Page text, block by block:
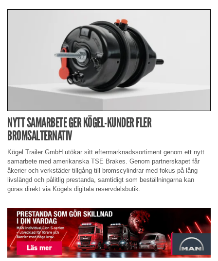
NYTT SAMARBETE GER KÖGEL-KUNDER FLER
BROMSALTERNATIV
Kögel Trailer GmbH utökar sitt eftermarknadssortiment genom ett nytt
samarbete med amerikanska TSE Brakes. Genom partnerskapet får
åkerier och verkstäder tillgång till bromscylindrar med fokus på lång
livslängd och pålitlig prestanda, samtidigt som beställningarna kan
göras direkt via Kögels digitala reservdelsbutik.